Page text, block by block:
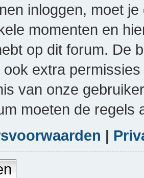
inloggen, moet
momenten en
op dit forum. De
extra
van onze
moeten de regels
|